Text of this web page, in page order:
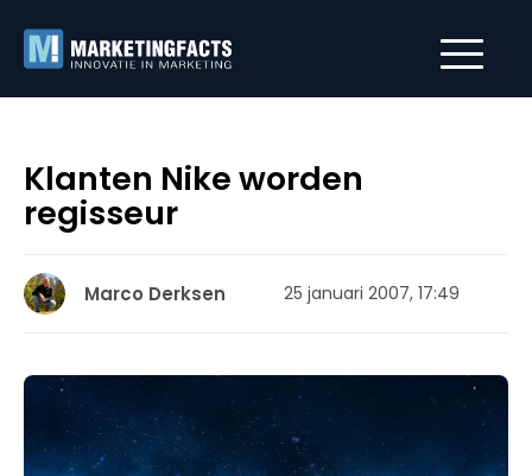
Klanten Nike worden
regisseur
Marco Derksen 25 januari 2007, 17:49